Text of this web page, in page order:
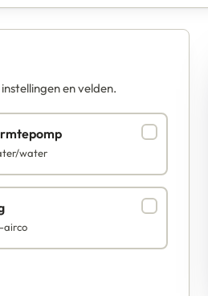
en velden.
water
airco